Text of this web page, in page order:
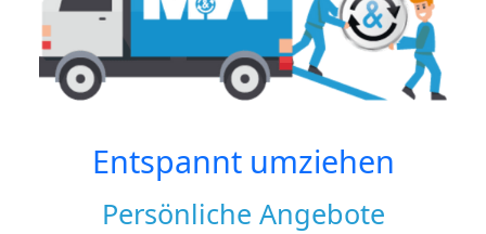
Entspannt umziehen
Persönliche Angebote